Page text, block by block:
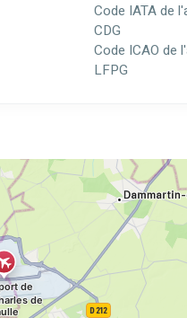
Code IATA de
CDG
Code ICAO de
LFPG